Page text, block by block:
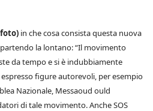
in che cosa consista questa nuova
la lontano: “Il movimento
da tempo e si è indubbiamente
figure autorevoli, per esempio
Nazionale, Messaoud ould
di tale movimento. Anche SOS